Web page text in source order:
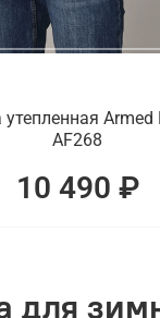
утепленная Armed
AF268
10 490 ₽